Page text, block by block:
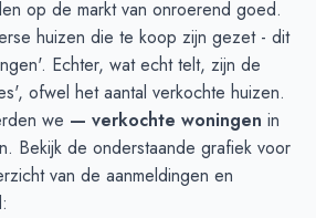
op de markt van onroerend goed.
huizen die te koop zijn gezet - dit
Echter, wat echt telt, zijn de
ofwel het aantal verkochte huizen.
we — verkochte woningen in
Bekijk de onderstaande grafiek voor
van de aanmeldingen en